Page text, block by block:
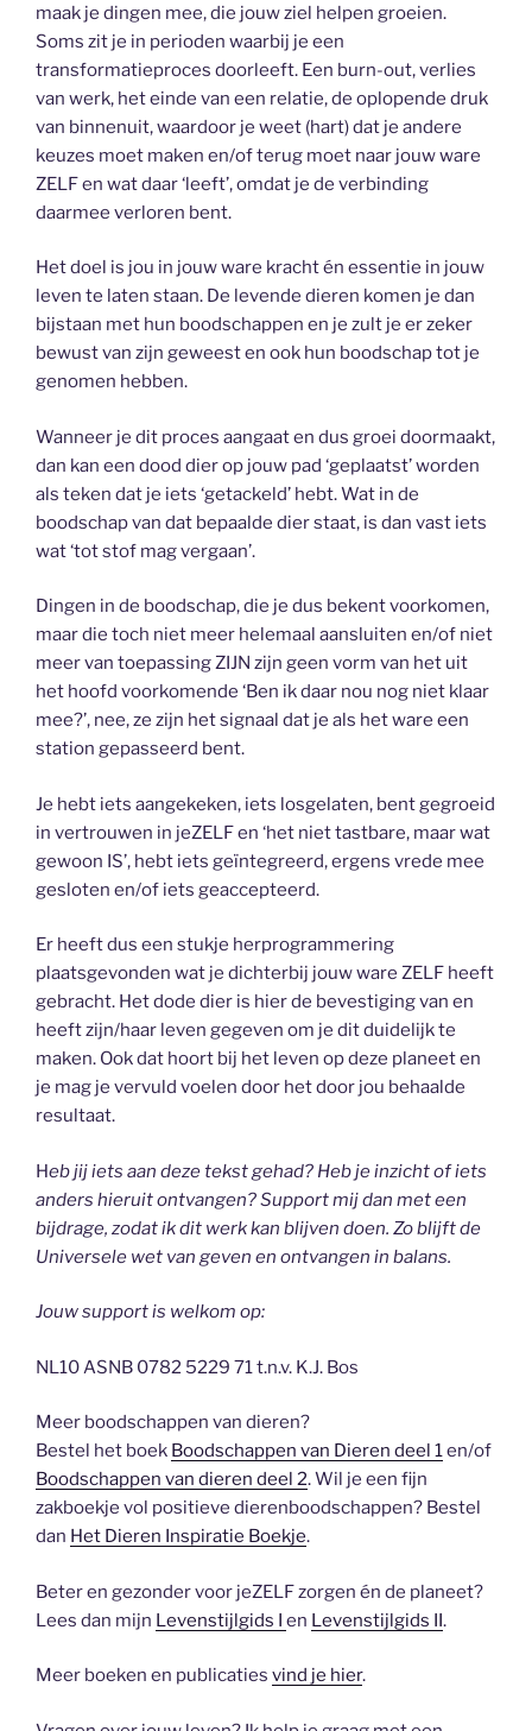
maak je dingen mee, die jouw ziel helpen groeien.
Soms zit je in perioden waarbij je een
transformatieproces doorleeft. Een burn-out, verlies
van werk, het einde van een relatie, de oplopende druk
van binnenuit, waardoor je weet (hart) dat je andere
keuzes moet maken en/of terug moet naar jouw ware
ZELF en wat daar ‘leeft’, omdat je de verbinding
daarmee verloren bent.
Het doel is jou in jouw ware kracht én essentie in jouw
leven te laten staan. De levende dieren komen je dan
bijstaan met hun boodschappen en je zult je er zeker
bewust van zijn geweest en ook hun boodschap tot je
genomen hebben.
Wanneer je dit proces aangaat en dus groei doormaakt,
dan kan een dood dier op jouw pad ‘geplaatst’ worden
als teken dat je iets ‘getackeld’ hebt. Wat in de
boodschap van dat bepaalde dier staat, is dan vast iets
wat ‘tot stof mag vergaan’.
Dingen in de boodschap, die je dus bekent voorkomen,
maar die toch niet meer helemaal aansluiten en/of niet
meer van toepassing ZIJN zijn geen vorm van het uit
het hoofd voorkomende ‘Ben ik daar nou nog niet klaar
mee?’, nee, ze zijn het signaal dat je als het ware een
station gepasseerd bent.
Je hebt iets aangekeken, iets losgelaten, bent gegroeid
in vertrouwen in jeZELF en ‘het niet tastbare, maar wat
gewoon IS’, hebt iets geïntegreerd, ergens vrede mee
gesloten en/of iets geaccepteerd.
Er heeft dus een stukje herprogrammering
plaatsgevonden wat je dichterbij jouw ware ZELF heeft
gebracht. Het dode dier is hier de bevestiging van en
heeft zijn/haar leven gegeven om je dit duidelijk te
maken. Ook dat hoort bij het leven op deze planeet en
je mag je vervuld voelen door het door jou behaalde
resultaat.
Heb jij iets aan deze tekst gehad? Heb je inzicht of iets
anders hieruit ontvangen? Support mij dan met een
bijdrage, zodat ik dit werk kan blijven doen. Zo blijft de
Universele wet van geven en ontvangen in balans.
Jouw support is welkom op:
NL10 ASNB 0782 5229 71 t.n.v. K.J. Bos
Meer boodschappen van dieren?
Bestel het boek Boodschappen van Dieren deel 1en/of
Boodschappen van dieren deel 2. Wil je een fijn
zakboekje vol positieve dierenboodschappen? Bestel
dan Het Dieren Inspiratie Boekje.
Beter en gezonder voor jeZELF zorgen én de planeet?
Lees dan mijn Levenstijlgids I en Levenstijlgids II.
Meer boeken en publicaties vind je hier.